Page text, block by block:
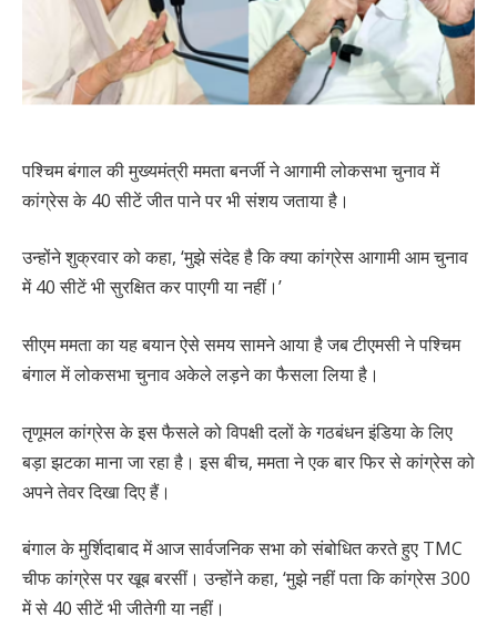
पश्चिम बंगाल की मुख्यमंत्री ममता बनर्जी ने आगामी लोकसभा चुनाव में
कांग्रेस के 40 सीटें जीत पाने पर भी संशय जताया है।
उन्होंने शुक्रवार को कहा, ‘मुझे संदेह है कि क्या कांग्रेस आगामी आम चुनाव
में 40 सीटें भी सुरक्षित कर पाएगी या नहीं।’
सीएम ममता का यह बयान ऐसे समय सामने आया है जब टीएमसी ने पश्चिम
बंगाल में लोकसभा चुनाव अकेले लड़ने का फैसला लिया है।
तृणूमल कांग्रेस के इस फैसले को विपक्षी दलों के गठबंधन इंडिया के लिए
बड़ा झटका माना जा रहा है। इस बीच, ममता ने एक बार फिर से कांग्रेस को
अपने तेवर दिखा दिए हैं।
बंगाल के मुर्शिदाबाद में आज सार्वजनिक सभा को संबोधित करते हुए TMC
चीफ कांग्रेस पर खूब बरसीं। उन्होंने कहा, ‘मुझे नहीं पता कि कांग्रेस 300
में से 40 सीटें भी जीतेगी या नहीं।